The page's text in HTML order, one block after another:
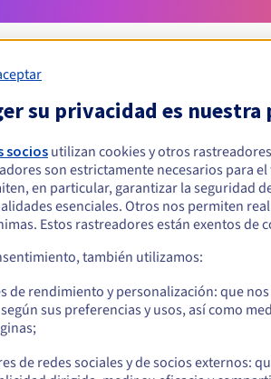
Condiciones de
o jurídicas, sin restricción geográfica.
su privacidad es
socios utilizan cookies y otros
son estrictamente necesarios para
en particular, garantizar la seguridad
esenciales. Otros nos permiten
Estos rastreadores están exentos de
también utilizamos:
de rendimiento y personalización: que
sus preferencias y usos, así como
de redes sociales y de socios externos: